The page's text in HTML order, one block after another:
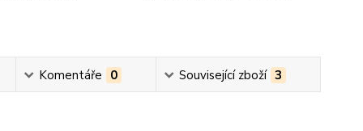
Komentáře 0 Související zboží 3